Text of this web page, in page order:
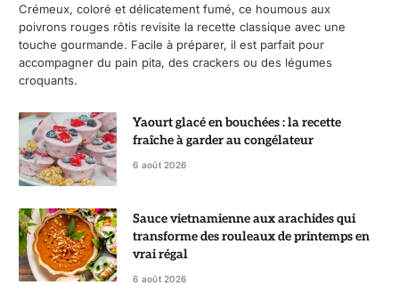
Crémeux, coloré et délicatement fumé, ce houmous aux
poivrons rouges rôtis revisite la recette classique avec une
touche gourmande. Facile à préparer, il est parfait pour
accompagner du pain pita, des crackers ou des légumes
croquants.
Yaourt glacé en bouchées : la recette
fraîche à garder au congélateur
6 août 2026
Sauce vietnamienne aux arachides qui
transforme des rouleaux de printemps en
vrai régal
6 août 2026